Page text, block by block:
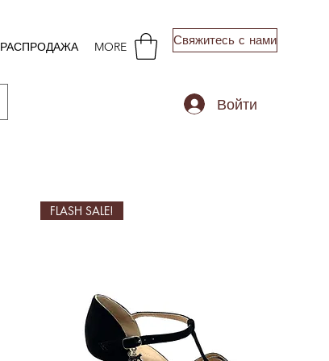
Свяжитесь с нами
Войти
РАСПРОДАЖА MORE
FLASH SALE!